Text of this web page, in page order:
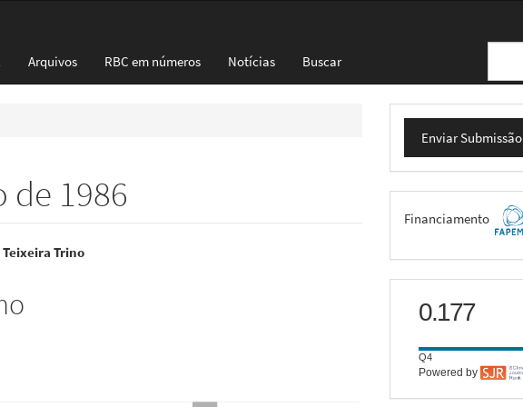
Arquivos RBC em números Notícias Buscar
de 1986
Teixeira Trino
Enviar
Submissão
Enviar Submissão
FAPEMIG
Financiamento
scimago
0.177
Q4
Powered by